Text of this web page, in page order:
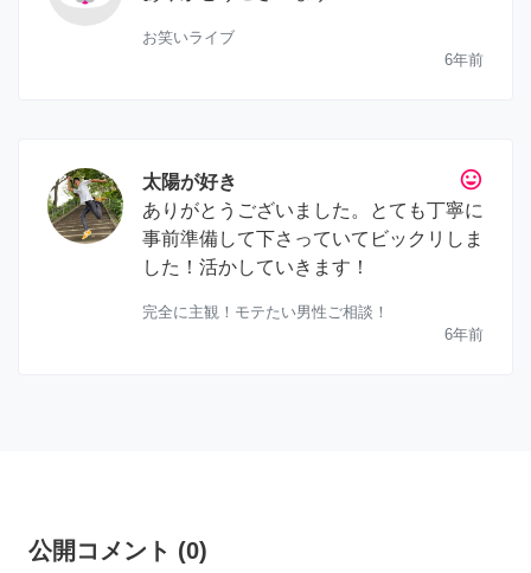
お笑いライブ
6年前
tag_faces
太陽が好き
ありがとうございました。とても丁寧に
事前準備して下さっていてビックリしま
した！活かしていきます！
完全に主観！モテたい男性ご相談！
6年前
公開コメント (0)